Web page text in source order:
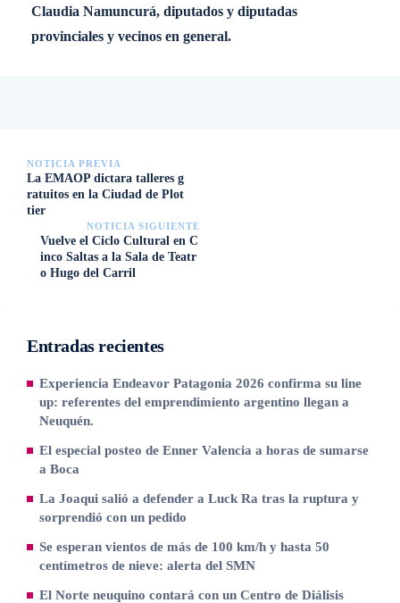
Claudia Namuncurá, diputados y diputadas
provinciales y vecinos en general.
NOTICIA PREVIA
La EMAOP dictara talleres g
ratuitos en la Ciudad de Plot
tier
NOTICIA SIGUIENTE
Vuelve el Ciclo Cultural en C
inco Saltas a la Sala de Teatr
o Hugo del Carril
Entradas recientes
Experiencia Endeavor Patagonia 2026 confirma su line
up: referentes del emprendimiento argentino llegan a
Neuquén.
El especial posteo de Enner Valencia a horas de sumarse
a Boca
La Joaqui salió a defender a Luck Ra tras la ruptura y
sorprendió con un pedido
Se esperan vientos de más de 100 km/h y hasta 50
centímetros de nieve: alerta del SMN
El Norte neuquino contará con un Centro de Diálisis